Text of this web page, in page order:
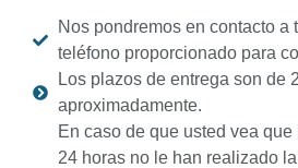
Nos pondremos en contacto a
teléfono proporcionado para
Los plazos de entrega son de
aproximadamente.
En caso de que usted vea
24 horas no le han realizado